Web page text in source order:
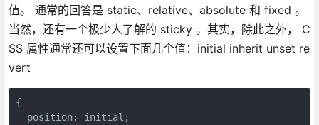
值。 通常的回答是 static、relative、absolute 和 fixed 。
当然，还有一个极少人了解的 sticky 。其实，除此之外， C
SS 属性通常还可以设置下面几个值：initial inherit unset re
vert
{
  position: initial;